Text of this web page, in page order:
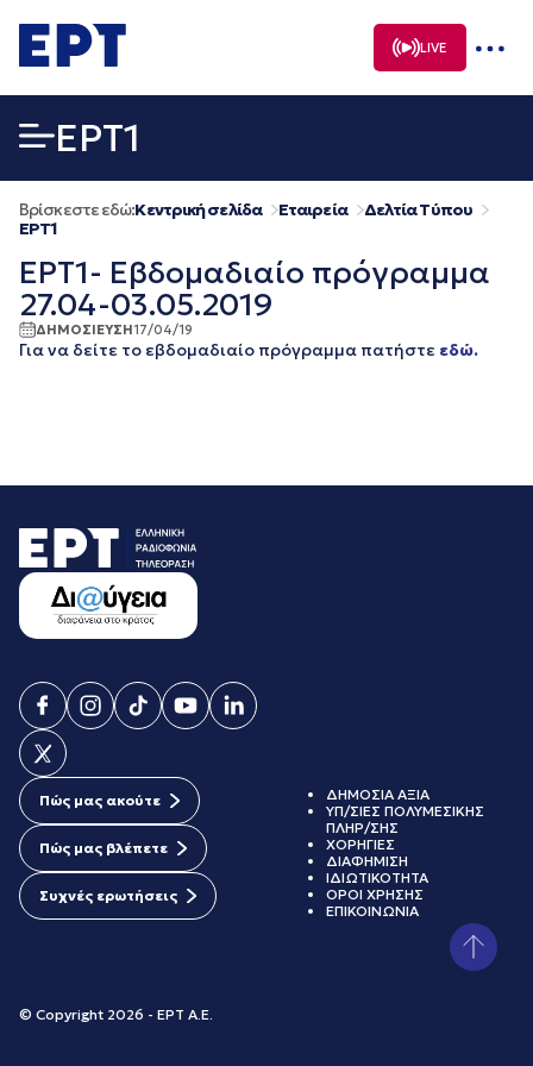
σε
περιεχόμενο
LIVE
EΡΤ1
Βρίσκεστε εδώ:Κεντρική σελίδα Εταιρεία
Δελτία Τύπου
EΡΤ1
ΕΡΤ1- Εβδομαδιαίο πρόγραμμα
27.04-03.05.2019
ΔΗΜΟΣΙΕΥΣΗ17/04/19
Για να δείτε το εβδομαδιαίο πρόγραμμα πατήστε εδώ.
Πώς μας ακούτε
Πώς μας βλέπετε
Συχνές ερωτήσεις
© Copyright 2026 - ΕΡΤ Α.Ε.
ΔΗΜΟΣΙΑ ΑΞΙΑ
ΥΠ/ΣΙΕΣ ΠΟΛΥΜΕΣΙΚΗΣ
ΠΛΗΡ/ΣΗΣ
ΧΟΡΗΓΙΕΣ
ΔΙΑΦΗΜΙΣΗ
ΙΔΙΩΤΙΚΟΤΗΤΑ
ΟΡΟΙ ΧΡΗΣΗΣ
ΕΠΙΚΟΙΝΩΝΙΑ